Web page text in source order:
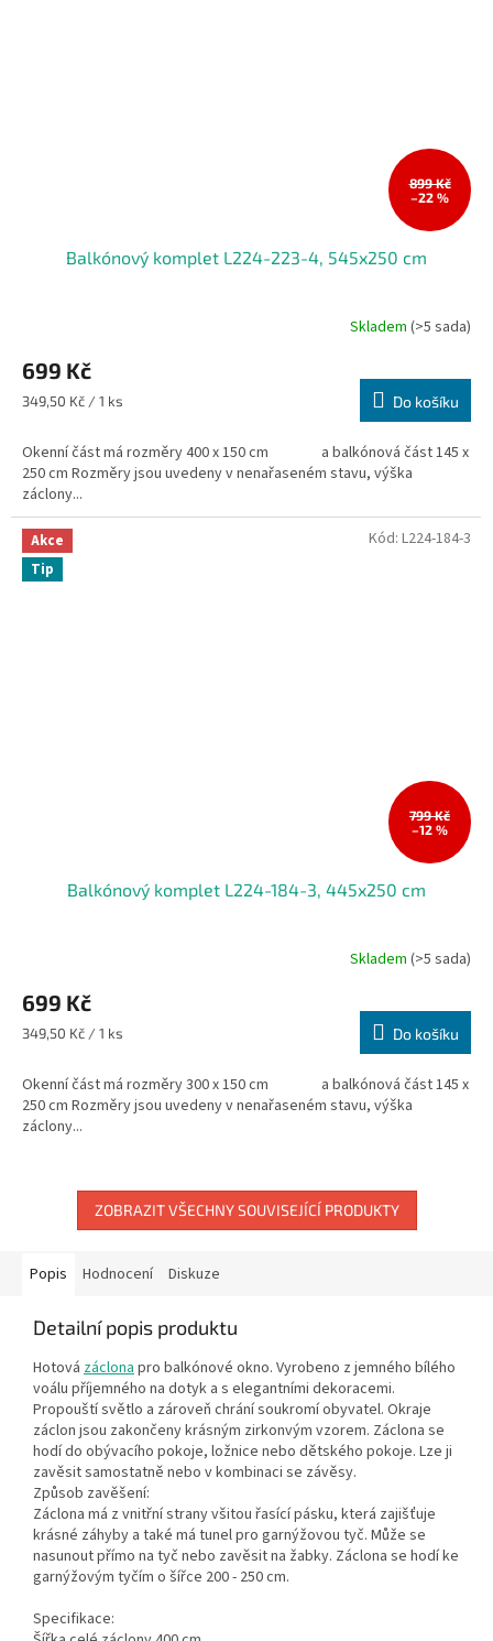
899 Kč
–22 %
Balkónový komplet L224-223-4, 545x250 cm
Skladem (>5 sada)
699 Kč
Měrná
349,50 Kč / 1 ks Do košíku
Okenní část má rozměry 400 x 150 cm a balkónová část 145 x
250 cm Rozměry jsou uvedeny v nenařaseném stavu, výška
záclony...
Akce
Tip
799 Kč
–12 %
Balkónový komplet L224-184-3, 445x250 cm
Skladem (>5 sada)
699 Kč
Měrná
349,50 Kč / 1 ks Do košíku
Okenní část má rozměry 300 x 150 cm a balkónová část 145 x
250 cm Rozměry jsou uvedeny v nenařaseném stavu, výška
záclony...
Kód: L224-184-3
ZOBRAZIT VŠECHNY SOUVISEJÍCÍ PRODUKTY
Popis Hodnocení Diskuze
Detailní popis produktu
Hotová záclonapro balkónové okno. Vyrobeno z jemného bílého
voálu příjemného na dotyk a s elegantními dekoracemi.
Propouští světlo a zároveň chrání soukromí obyvatel. Okraje
záclon jsou zakončeny krásným zirkonvým vzorem. Záclona se
hodí do obývacího pokoje, ložnice nebo dětského pokoje. Lze ji
zavěsit samostatně nebo v kombinaci se závěsy.
Způsob zavěšení:
Záclona má z vnitřní strany všitou řasící pásku, která zajišťuje
krásné záhyby a také má tunel pro garnýžovou tyč. Může se
nasunout přímo na tyč nebo zavěsit na žabky. Záclona se hodí ke
garnýžovým tyčím o šířce 200 - 250 cm.
Specifikace: